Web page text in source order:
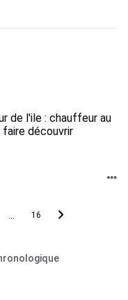
de l'ile : chauffeur au
découvrir
16